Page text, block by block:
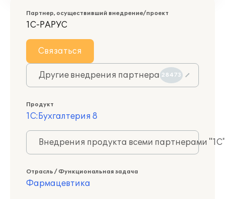
Партнер, осуществивший внедрение/проект
1С-РАРУС
Связаться
Другие внедрения партнера 28473
Продукт
1С:Бухгалтерия 8
Внедрения продукта всеми партнерами
Отрасль / Функциональная задача
Фармацевтика